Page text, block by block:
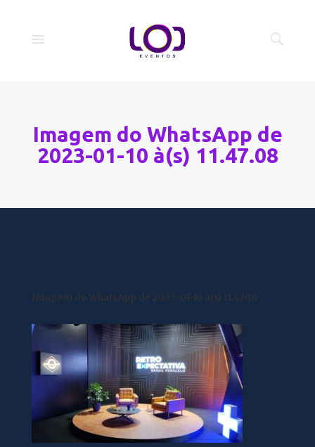
Imagem do WhatsApp de
2023-01-10 à(s) 11.47.08
Imagem do WhatsApp de 2023-01-10 à(s) 11.47.08